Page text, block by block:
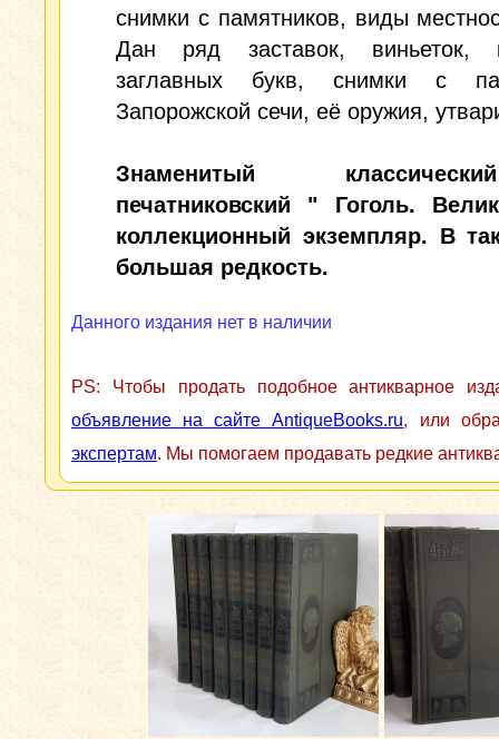
снимки с памятников, виды
Дан ряд заставок, виньеток,
заглавных букв, снимки с
Запорожской сечи, её оружия,
Знаменитый
печатниковский " Гоголь.
коллекционный экземпляр. В
большая редкость.
Данного издания нет в наличии
PS: Чтобы продать подобное антикварное
объявление на сайте AntiqueBooks.ru, или
экспертам. Мы помогаем продавать редкие